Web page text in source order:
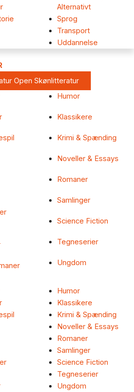
Alternativt
Sprog
Transport
Uddannelse
Open Skønlitteratur
Humor
Klassikere
Krimi & Spænding
Noveller & Essays
Romaner
Samlinger
Science Fiction
Tegneserier
Ungdom
Humor
Klassikere
Krimi & Spænding
Noveller & Essays
Romaner
Samlinger
Science Fiction
Tegneserier
Ungdom